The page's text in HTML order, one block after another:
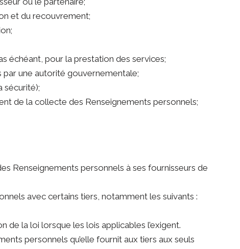
et du recouvrement;
échéant, pour la prestation des services;
par une autorité gouvernementale;
sécurité);
de la collecte des Renseignements personnels;
Renseignements personnels à ses fournisseurs de
avec certains tiers, notamment les suivants :
de la loi lorsque les lois applicables l’exigent.
personnels qu’elle fournit aux tiers aux seuls